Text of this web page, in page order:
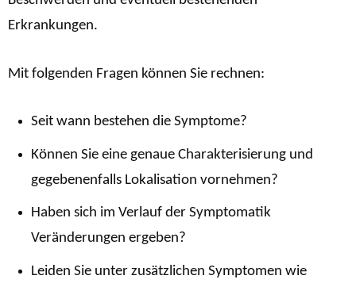
Erkrankungen.
Mit folgenden Fragen können Sie rechnen:
Seit wann bestehen die Symptome?
Können Sie eine genaue Charakterisierung und
gegebenenfalls Lokalisation vornehmen?
Haben sich im Verlauf der Symptomatik
Veränderungen ergeben?
Leiden Sie unter zusätzlichen Symptomen wie